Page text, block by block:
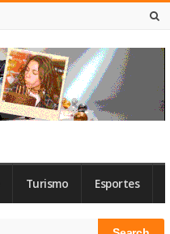
Turismo Esportes